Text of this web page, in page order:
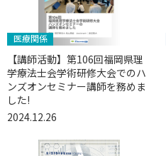
医療関係
【講師活動】第106回福岡県理
学療法士会学術研修大会でのハ
ンズオンセミナー講師を務めま
した!
2024.12.26